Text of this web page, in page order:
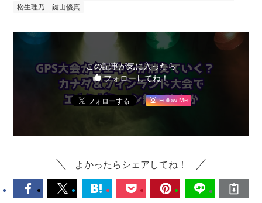
松生理乃
鍵山優真
この記事が気に入ったら
フォローしてね！
Follow Me
よかったらシェアしてね！